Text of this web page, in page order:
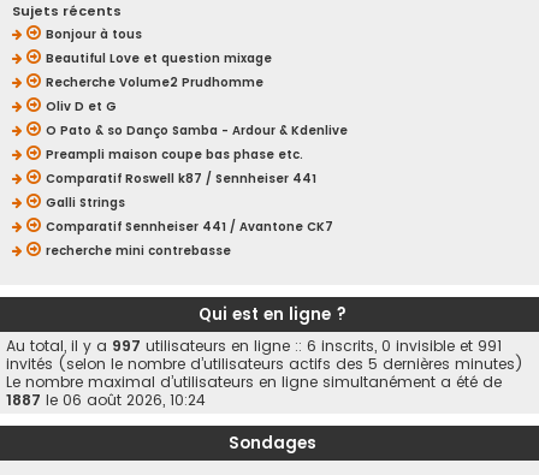
Sujets récents
Bonjour à tous
Beautiful Love et question mixage
Recherche Volume2 Prudhomme
Oliv D et G
O Pato & so Danço Samba - Ardour & Kdenlive
Preampli maison coupe bas phase etc.
Comparatif Roswell k87 / Sennheiser 441
Galli Strings
Comparatif Sennheiser 441 / Avantone CK7
recherche mini contrebasse
Qui est en ligne ?
Au total, il y a 997 utilisateurs en ligne :: 6 inscrits, 0 invisible et 991
invités (selon le nombre d’utilisateurs actifs des 5 dernières minutes)
Le nombre maximal d’utilisateurs en ligne simultanément a été de
1887 le 06 août 2026, 10:24
Sondages